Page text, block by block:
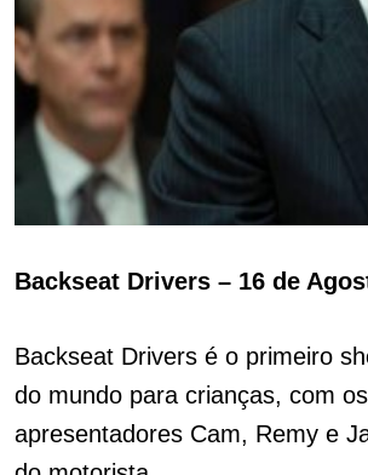
Backseat Drivers – 16 de
Backseat Drivers é o primeiro
do mundo para crianças, com os
apresentadores Cam, Remy e